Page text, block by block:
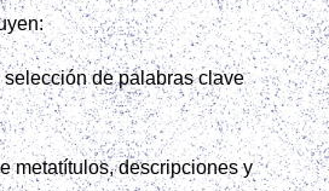
de palabras clave
metatítulos, descripciones y